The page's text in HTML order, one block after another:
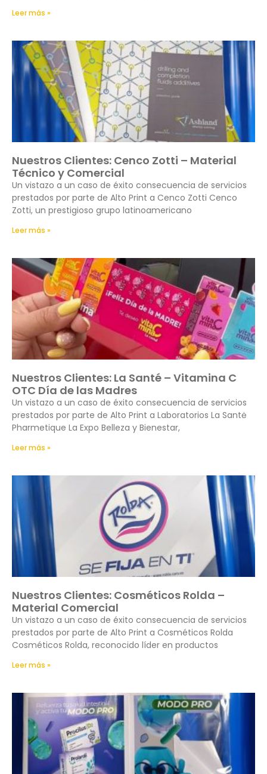
Leer más »
Nuestros Clientes: Cenco Zotti – Material
Técnico y Comercial
Un vistazo a un caso de éxito consecuencia de servicios
prestados por parte de Alto Print a Cenco Zotti Cenco
Zotti, un prestigioso grupo latinoamericano
Leer más »
Nuestros Clientes: La Santé – Vitamina C
OTC Día de las Madres
Un vistazo a un caso de éxito consecuencia de servicios
prestados por parte de Alto Print a Laboratorios La Santė
Pharmetique La Expo Belleza y Bienestar,
Leer más »
Nuestros Clientes: Cosméticos Rolda –
Material Comercial
Un vistazo a un caso de éxito consecuencia de servicios
prestados por parte de Alto Print a Cosméticos Rolda
Cosméticos Rolda, reconocido líder en productos
Leer más »